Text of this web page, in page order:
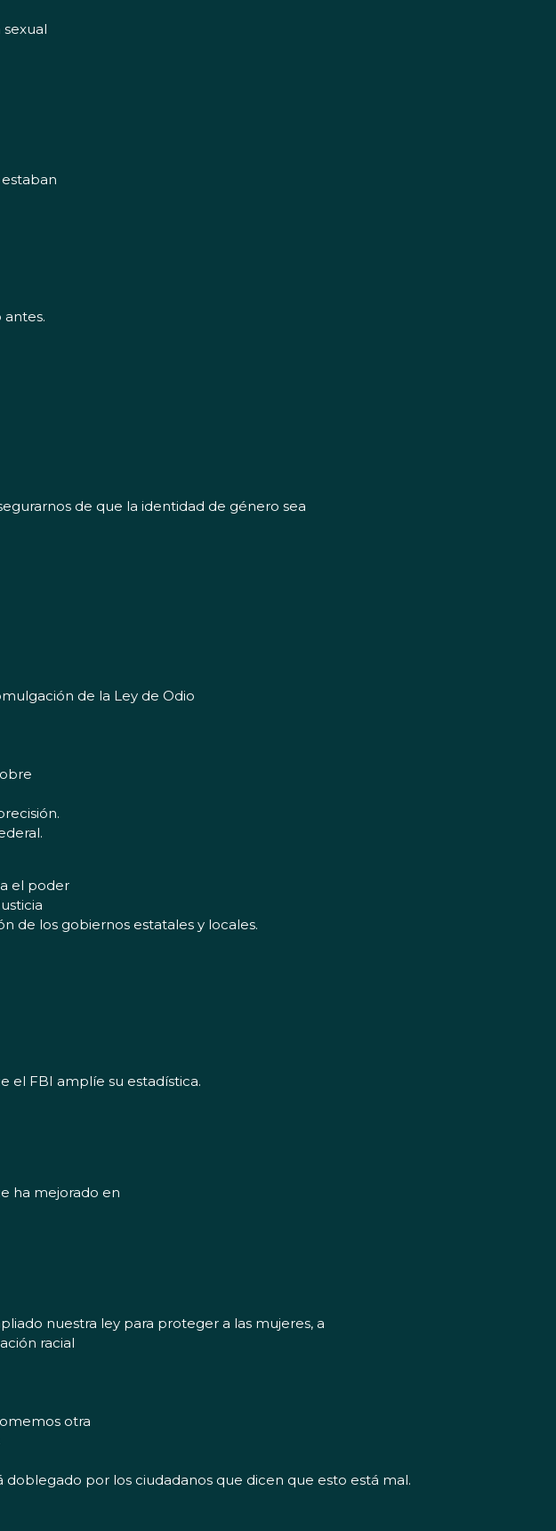
de que la identidad de género sea
de la Ley de Odio
el poder
de los gobiernos estatales y locales.
el FBI amplíe su estadística.
ha mejorado en
nuestra ley para proteger a las mujeres, a
racial
otra
doblegado por los ciudadanos que dicen que esto está mal.